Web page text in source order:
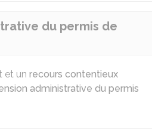
du permis de
et un recours contentieux
administrative du permis